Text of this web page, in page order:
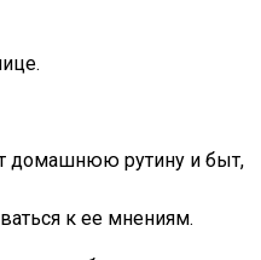
домашнюю рутину и быт,
к ее мнениям.